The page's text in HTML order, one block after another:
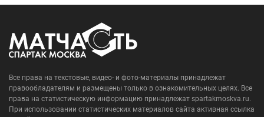
Все права на текстовые, видео- и фото-материалы принадлежат
правообладателям и размещены только в ознакомительных целях. Все
права на статистическую информацию принадлежат spartakmoskva.ru.
При использовании статистических материалов сайта активная ссылка